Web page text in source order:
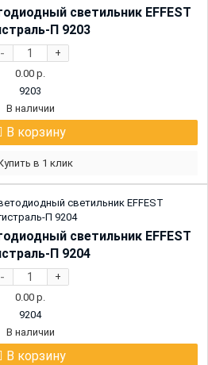
светильник EFFEST
П 9203
- +
0.00 р.
9203
В наличии
В корзину
в 1 клик
светильник EFFEST
П 9204
- +
0.00 р.
9204
В наличии
В корзину